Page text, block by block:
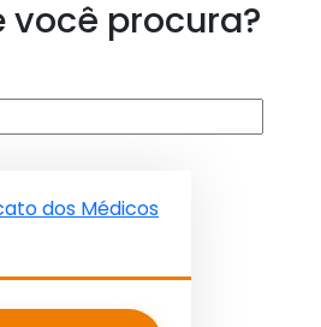
você procura?